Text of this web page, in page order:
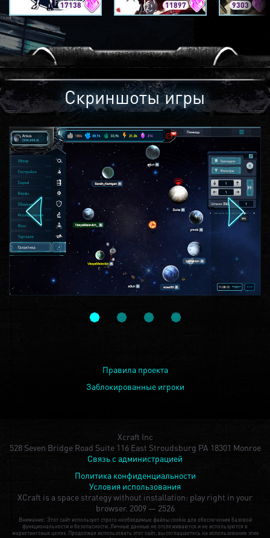
17138 11897 9303
Скриншоты игры
Правила проекта
Заблокированные игроки
Xcraft Inc
528 Seven Bridge Road Suite 116 East Stroudsburg PA 18301 Monroe
Связь с администрацией
Политика конфиденциальности
Условия использования
XCraft is a space strategy without installation: play right in your
browser. 2009 — 2526
Внимание: Этот сайт использует строго необходимые файлы cookie для обеспечения базовой
функциональности и безопасности. Личные данные не отслеживаются и не используются в
маркетинговых целях. Продолжая использовать этот сайт, вы соглашаетесь на использование этих